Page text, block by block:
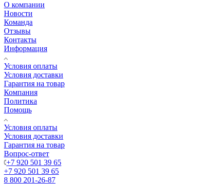
О компании
Новости
Команда
Отзывы
Контакты
Информация
Условия оплаты
Условия доставки
Гарантия на товар
Компания
Политика
Помощь
Условия оплаты
Условия доставки
Гарантия на товар
Вопрос-ответ
+7 920 501 39 65
+7 920 501 39 65
8 800 201-26-87